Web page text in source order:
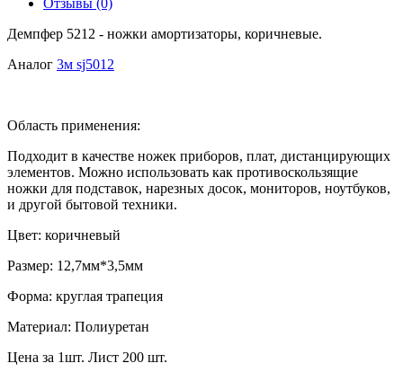
Демпфер 5212 - ножки амортизаторы, коричневые.
Аналог 3м sj5012
Область применения:
Подходит в качестве ножек приборов, плат, дистанцирующих
элементов. Можно использовать как противоскользящие
ножки для подставок, нарезных досок, мониторов, ноутбуков,
и другой бытовой техники.
Цвет: коричневый
Размер: 12,7мм*3,5мм
Форма: круглая трапеция
Материал: Полиуретан
Цена за 1шт. Лист 200 шт.